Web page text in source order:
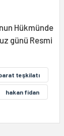
Hükmünde
günü Resmi
teşkilatı
hakan fidan